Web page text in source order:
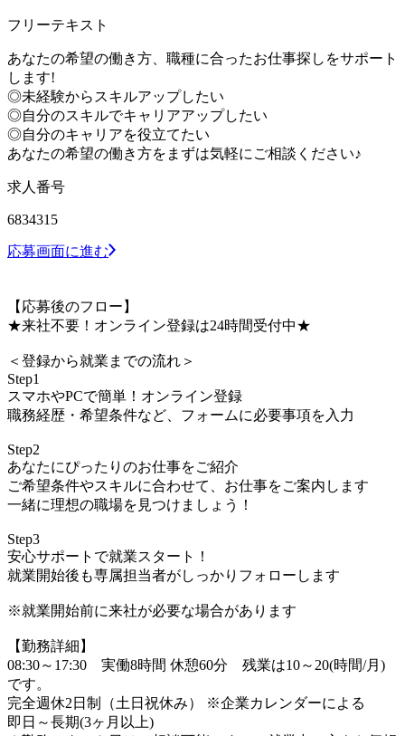
フリーテキスト
あなたの希望の働き方、職種に合ったお仕事探しをサポート
します!
◎未経験からスキルアップしたい
◎自分のスキルでキャリアアップしたい
◎自分のキャリアを役立てたい
あなたの希望の働き方をまずは気軽にご相談ください♪
求人番号
6834315
応募画面に進む
【応募後のフロー】
★来社不要！オンライン登録は24時間受付中★
＜登録から就業までの流れ＞
Step1
スマホやPCで簡単！オンライン登録
職務経歴・希望条件など、フォームに必要事項を入力
Step2
あなたにぴったりのお仕事をご紹介
ご希望条件やスキルに合わせて、お仕事をご案内します
一緒に理想の職場を見つけましょう！
Step3
安心サポートで就業スタート！
就業開始後も専属担当者がしっかりフォローします
※就業開始前に来社が必要な場合があります
【勤務詳細】
08:30～17:30 実働8時間 休憩60分 残業は10～20(時間/月)
です。
完全週休2日制（土日祝休み） ※企業カレンダーによる
即日～長期(3ヶ月以上)